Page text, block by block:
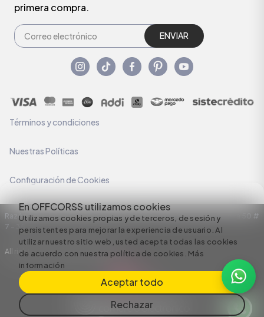
En OFFCORSS utilizamos cookies
Utilizamos cookies propias y de terceros, de sesión y
persistentes para mejorar la experiencia de usuario. Al
utilizar nuestro sitio web, usted acepta todas las cookies
de acuerdo con nuestra política de cookies. Más
información
Aceptar todo
Rechazar
primera compra.
ENVIAR
Términos y condiciones
Nuestras Políticas
Configuración de Cookies
Razón Social: C.I HERMECO S.A. NIT: 890924167-6 Dirección: Carrera 50 #
7 – 35
All rights reserved empowered by